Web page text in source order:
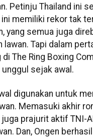
Petinju Thailand ini
memiliki rekor tak
yang semua juga
lawan. Tapi dalam
The Ring Boxing
sejak awal.
digunakan untuk
Memasuki akhir
prajurit aktif TNI-
Dan, Ongen